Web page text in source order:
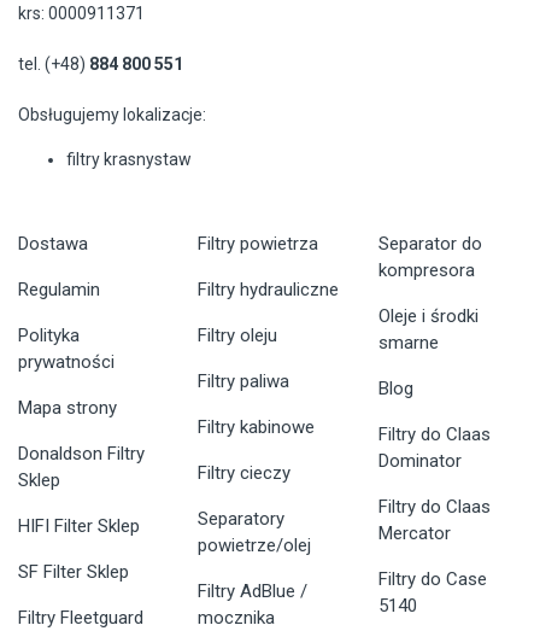
krs: 0000911371
tel. (+48) 884 800 551
Obsługujemy lokalizacje:
filtry krasnystaw
Dostawa
Regulamin
Polityka
prywatności
Mapa strony
Donaldson Filtry
Sklep
HIFI Filter Sklep
SF Filter Sklep
Filtry Fleetguard
Filtry powietrza
Filtry hydrauliczne
Filtry oleju
Filtry paliwa
Filtry kabinowe
Filtry cieczy
Separatory
powietrze/olej
Filtry AdBlue /
mocznika
Separator do
kompresora
Oleje i środki
smarne
Blog
Filtry do Claas
Dominator
Filtry do Claas
Mercator
Filtry do Case
5140